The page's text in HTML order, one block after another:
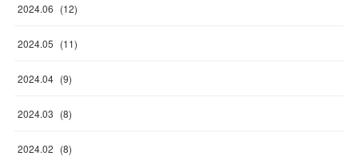
2024.06 (12)
2024.05 (11)
2024.04 (9)
2024.03 (8)
2024.02 (8)